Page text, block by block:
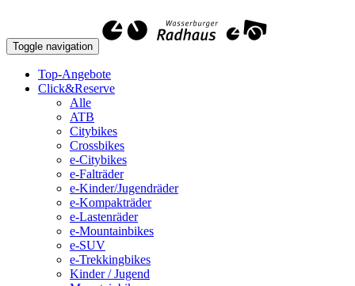
Toggle navigation
Top-Angebote
Click&Reserve
Alle
ATB
Citybikes
Crossbikes
e-Citybikes
e-Falträder
e-Kinder/Jugendräder
e-Kompakträder
e-Lastenräder
e-Mountainbikes
e-SUV
e-Trekkingbikes
Kinder / Jugend